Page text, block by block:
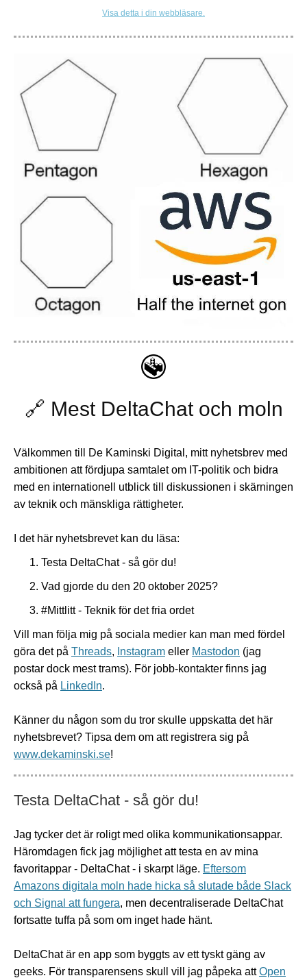
Visa detta i din webbläsare.
🔗 Mest DeltaChat och moln
Välkommen till De Kaminski Digital, mitt nyhetsbrev med
ambitionen att fördjupa samtalet om IT-politik och bidra
med en internationell utblick till diskussionen i skärningen
av teknik och mänskliga rättigheter.
I det här nyhetsbrevet kan du läsa:
Testa DeltaChat - så gör du!
Vad gjorde du den 20 oktober 2025?
#Mittlitt - Teknik för det fria ordet
Vill man följa mig på sociala medier kan man med fördel
göra det på Threads, Instagram eller Mastodon (jag
postar dock mest trams). För jobb-kontakter finns jag
också på LinkedIn.
Känner du någon som du tror skulle uppskatta det här
nyhetsbrevet? Tipsa dem om att registrera sig på
www.dekaminski.se!
Testa DeltaChat - så gör du!
Jag tycker det är roligt med olika kommunikationsappar.
Häromdagen fick jag möjlighet att testa en av mina
favoritappar - DeltaChat - i skarpt läge. Eftersom
Amazons digitala moln hade hicka så slutade både Slack
och Signal att fungera, men decentraliserade DeltaChat
fortsatte tuffa på som om inget hade hänt.
DeltaChat är en app som byggts av ett tyskt gäng av
geeks. För transparensens skull vill jag påpeka attOpen